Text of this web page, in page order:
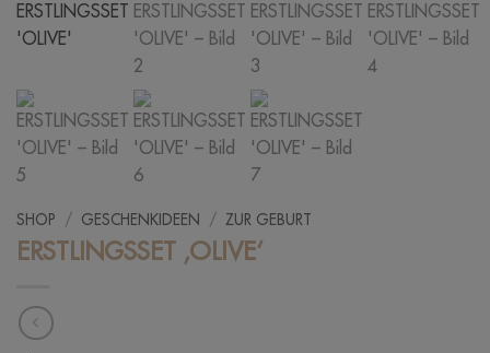
SHOP / GESCHENKIDEEN / ZUR GEBURT
ERSTLINGSSET ‚OLIVE‘